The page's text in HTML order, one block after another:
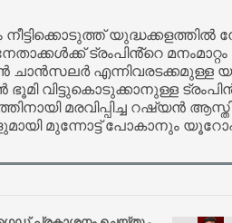
യുദ്ധക്കളത്തില്‍
ട്രംപിൻ്റെ
എന്നിവരടക്കമുള്ള
വിട്ടുകൊടുക്കാനുള്ള
മരവിപ്പിച്ച റഷ്യൻ
മുന്നോട്ട് പോകാനും